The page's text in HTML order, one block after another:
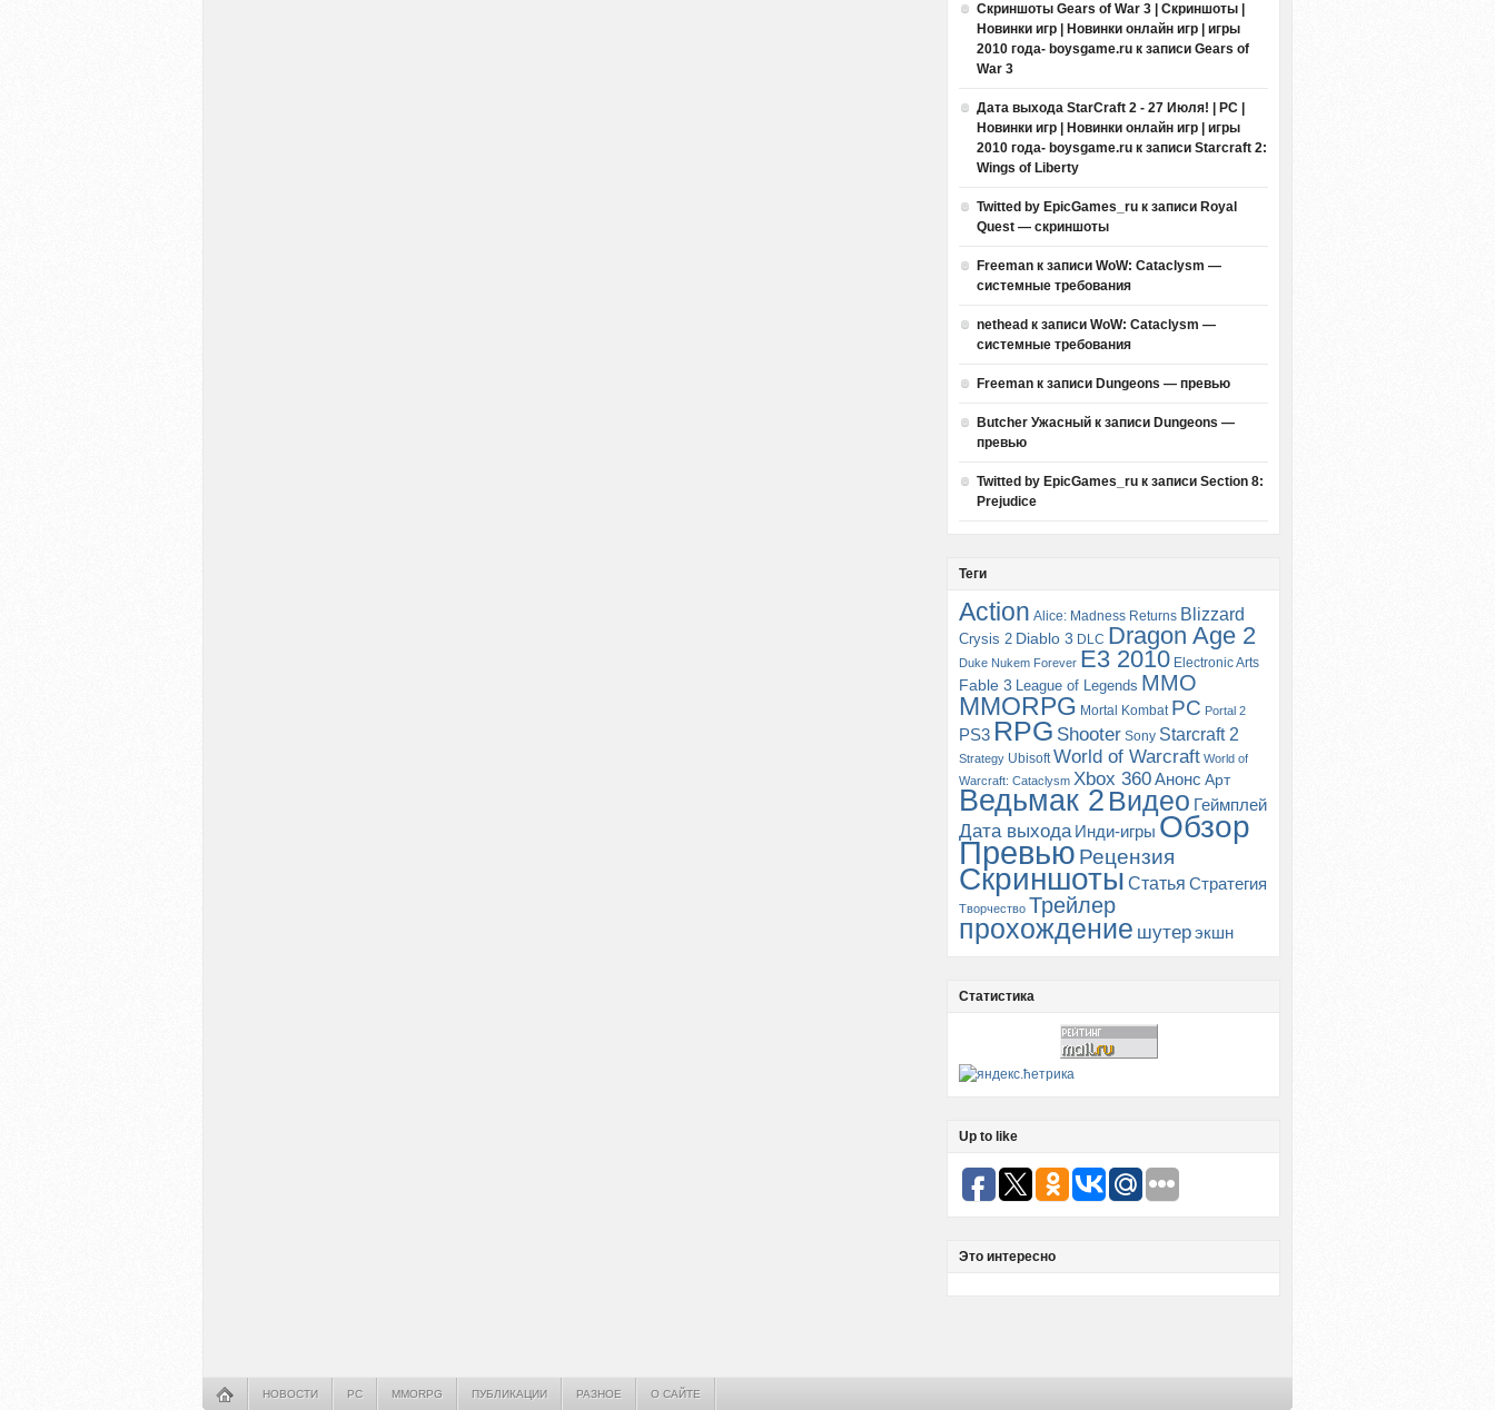
Скриншоты Gears of War 3 | Скриншоты |
Новинки игр | Новинки онлайн игр | игры
2010 года- boysgame.ru к записи Gears of
War 3
Дата выхода StarCraft 2 - 27 Июля! | PC |
Новинки игр | Новинки онлайн игр | игры
2010 года- boysgame.ru к записи Starcraft 2:
Wings of Liberty
Twitted by EpicGames_ru к записи Royal
Quest — скриншоты
Freeman к записи WoW: Cataclysm —
системные требования
nethead к записи WoW: Cataclysm —
системные требования
Freeman к записи Dungeons — превью
Butcher Ужасный к записи Dungeons —
превью
Twitted by EpicGames_ru к записи Section 8:
Prejudice
Теги
Action Alice: Madness Returns Blizzard
Crysis 2 Diablo 3 DLC Dragon Age 2
Duke Nukem Forever E3 2010 Electronic Arts
Fable 3 League of Legends MMO
MMORPG Mortal Kombat PC Portal 2
PS3 RPG Shooter Sony Starcraft 2
Strategy Ubisoft World of Warcraft World of
Warcraft: Cataclysm Xbox 360Анонс Арт
Ведьмак 2 Видео Геймплей
Дата выхода Инди-игры Обзор
Превью Рецензия
Скриншоты Статья Стратегия
Творчество Трейлер
прохождение шутерэкшн
Статистика
Up to like
Это интересно
НОВОСТИ PC MMORPG ПУБЛИКАЦИИ РАЗНОЕ О САЙТЕ